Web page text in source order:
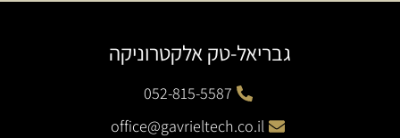
גבריאל-טק אלקטרוניקה
052-815-5587
office@gavrieltech.co.il